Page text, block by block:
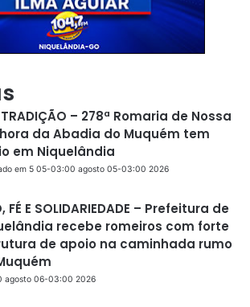
TRADIÇÃO – 278ª Romaria de Nossa
da Abadia do Muquém tem
em Niquelândia
em 5 05-03:00 agosto 05-03:00 2026
FÉ E SOLIDARIEDADE – Prefeitura de
recebe romeiros com forte
de apoio na caminhada rumo
agosto 06-03:00 2026